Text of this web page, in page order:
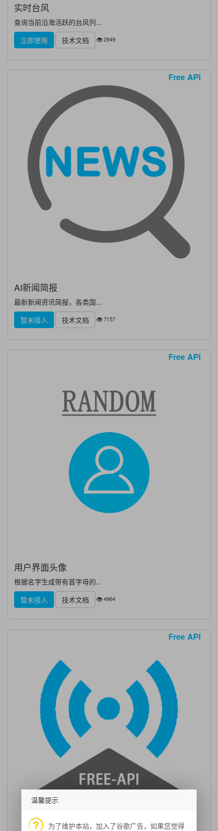
实时台风
查询当前沿海活跃的台风列...
立即使用
技术文档 2949
Free API
AI新闻简报
最新新闻资讯简报，各类国...
暂未接入
技术文档 7157
Free API
用户界面头像
根据名字生成带有首字母的...
暂未接入
技术文档 4964
Free API
温馨提示
为了维护本站，加入了谷歌广告，如果您觉得